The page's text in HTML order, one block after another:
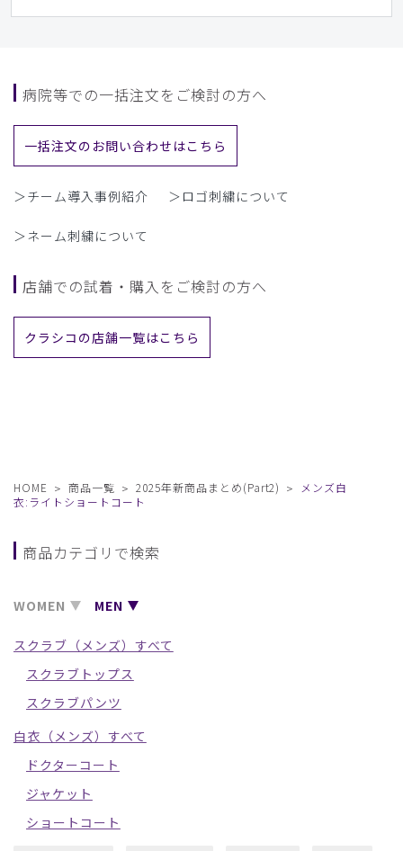
病院等での一括注文をご検討の方へ
一括注文のお問い合わせはこちら
＞チーム導入事例紹介 ＞ロゴ刺繍について
＞ネーム刺繍について
店舗での試着・購入をご検討の方へ
クラシコの店舗一覧はこちら
HOME 商品一覧 2025年新商品まとめ(Part2)
メンズ白
衣:ライトショートコート
商品カテゴリで検索
WOMEN MEN
スクラブ（メンズ）すべて
スクラブトップス
スクラブパンツ
白衣（メンズ）すべて
ドクターコート
ジャケット
ショートコート